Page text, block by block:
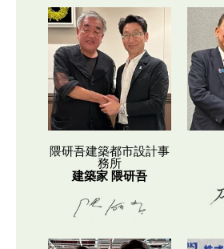
隈研吾建築都市設計事
務所
建築家 隈研吾